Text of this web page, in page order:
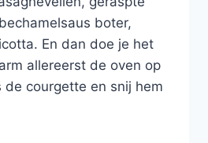
boter,
En dan doe je het
allereerst de oven op
de courgette en snij hem